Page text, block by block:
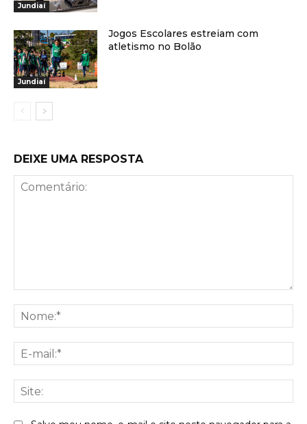
Jundiaí
Jundiaí
Jogos Escolares estreiam com
atletismo no Bolão
DEIXE UMA RESPOSTA